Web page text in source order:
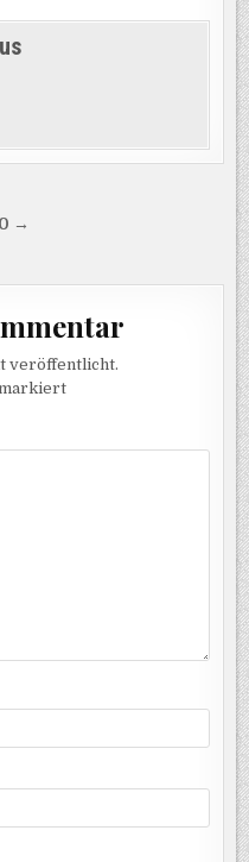
→
veröffentlicht.